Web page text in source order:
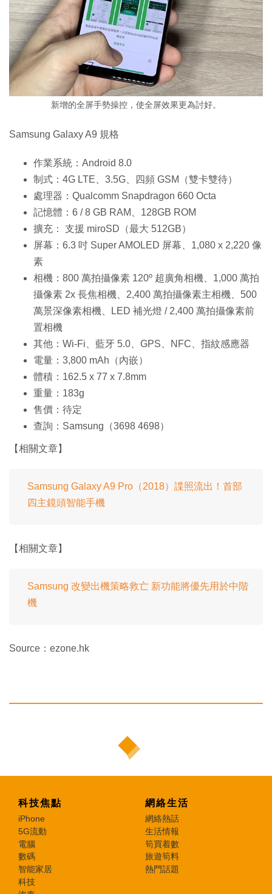
新增的全屏手勢操控，使全屏效果更為討好。
Samsung Galaxy A9 規格
作業系統：Android 8.0
制式：4G LTE、3.5G、四頻 GSM（雙卡雙待）
處理器：Qualcomm Snapdragon 660 Octa
記憶體：6 / 8 GB RAM、128GB ROM
擴充： 支援 miroSD（最大 512GB）
屏幕：6.3 吋 Super AMOLED 屏幕、1,080 x 2,220 像
素
相機：800 萬拍攝像素 120º 超廣角相機、1,000 萬拍
攝像素 2x 長焦相機、2,400 萬拍攝像素主相機、500
萬景深像素相機、LED 補光燈 / 2,400 萬拍攝像素前
置相機
其他：Wi-Fi、藍牙 5.0、GPS、NFC、指紋感應器
電量：3,800 mAh（內嵌）
體積：162.5 x 77 x 7.8mm
重量：183g
售價：待定
查詢：Samsung（3698 4698）
【相關文章】
Samsung Galaxy A9 Pro（2018）諜照流出！首部
四主鏡頭智能手機
【相關文章】
Samsung 改變出機策略救亡 新功能將優先用於中階
機
Source：ezone.hk
科技焦點
iPhone
5G流動
電腦
數碼
智能家居
科技
網絡生活
網絡熱話
生活情報
筍買着數
旅遊筍料
熱門話題